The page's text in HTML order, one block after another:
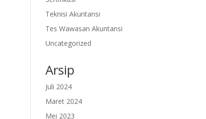
Teknisi Akuntansi
Tes Wawasan Akuntansi
Uncategorized
Arsip
Juli 2024
Maret 2024
Mei 2023